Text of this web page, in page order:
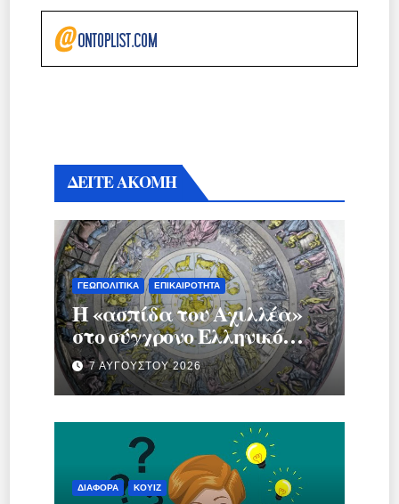
ΔΕΙΤΕ ΑΚΟΜΗ
ΓΕΩΠΟΛΙΤΙΚΆ ΕΠΙΚΑΙΡΌΤΗΤΑ
Η «ασπίδα του Αχιλλέα»
στο σύγχρονο Ελληνικό
κράτος.
7 ΑΥΓΟΎΣΤΟΥ 2026
ΔΙΆΦΟΡΑ ΚΟΥΊΖ